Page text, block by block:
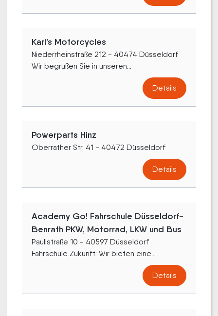
Karl’s Motorcycles
Niederrheinstraße 212 - 40474 Düsseldorf
Wir begrüßen Sie in unseren...
Details
Powerparts Hinz
Oberrather Str. 41 - 40472 Düsseldorf
Details
Academy Go! Fahrschule Düsseldorf-
Benrath PKW, Motorrad, LKW und Bus
Paulistraße 10 - 40597 Düsseldorf
Fahrschule Zukunft: Wir bieten eine...
Details